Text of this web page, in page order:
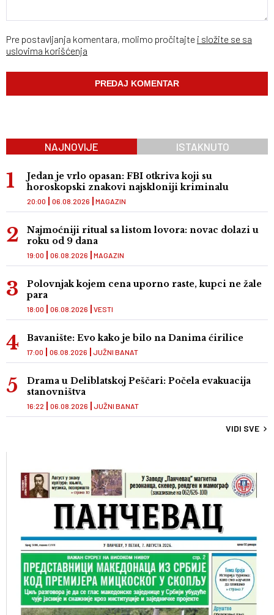
Pre postavljanja komentara, molimo pročitajte i složite se sa
uslovima korišćenja
NAJNOVIJE ISTAKNUTO
Jedan je vrlo opasan: FBI otkriva koji su
horoskopski znakovi najskloniji kriminalu
MAGAZIN
20:00 06.08.2026
Najmoćniji ritual sa listom lovora: novac dolazi u
roku od 9 dana
MAGAZIN
19:00 06.08.2026
Polovnjak kojem cena uporno raste, kupci ne žale
para
VESTI
18:00 06.08.2026
Bavanište: Evo kako je bilo na Danima ćirilice
JUŽNI BANAT
17:00 06.08.2026
Drama u Deliblatskoj Peščari: Počela evakuacija
stanovništva
JUŽNI BANAT
16:22 06.08.2026
VIDI SVE